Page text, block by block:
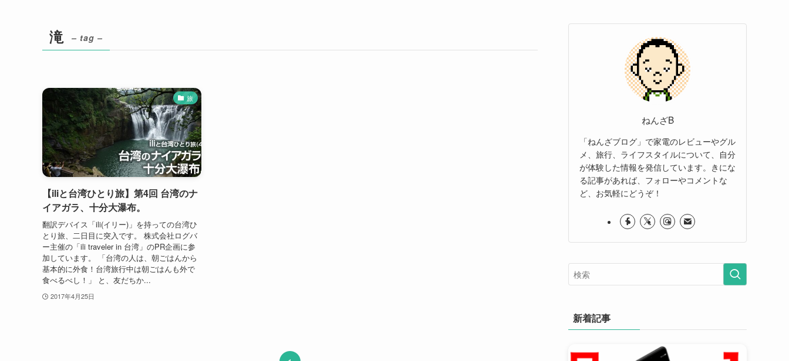
滝 – tag –
旅
【iliと台湾ひとり旅】第4回 台湾のナ
イアガラ、十分大瀑布。
翻訳デバイス「ili(イリー)」を持っての台湾ひ
とり旅、二日目に突入です。 株式会社ログバ
ー主催の「ili traveler in 台湾」のPR企画に参
加しています。 「台湾の人は、朝ごはんから
基本的に外食！台湾旅行中は朝ごはんも外で
食べるべし！」 と、友だちか...
2017年4月25日
ねんざB
「ねんざブログ」で家電のレビューやグル
メ、旅行、ライフスタイルについて、自分
が体験した情報を発信しています。きにな
る記事があれば、フォローやコメントな
ど、お気軽にどうぞ！
新着記事